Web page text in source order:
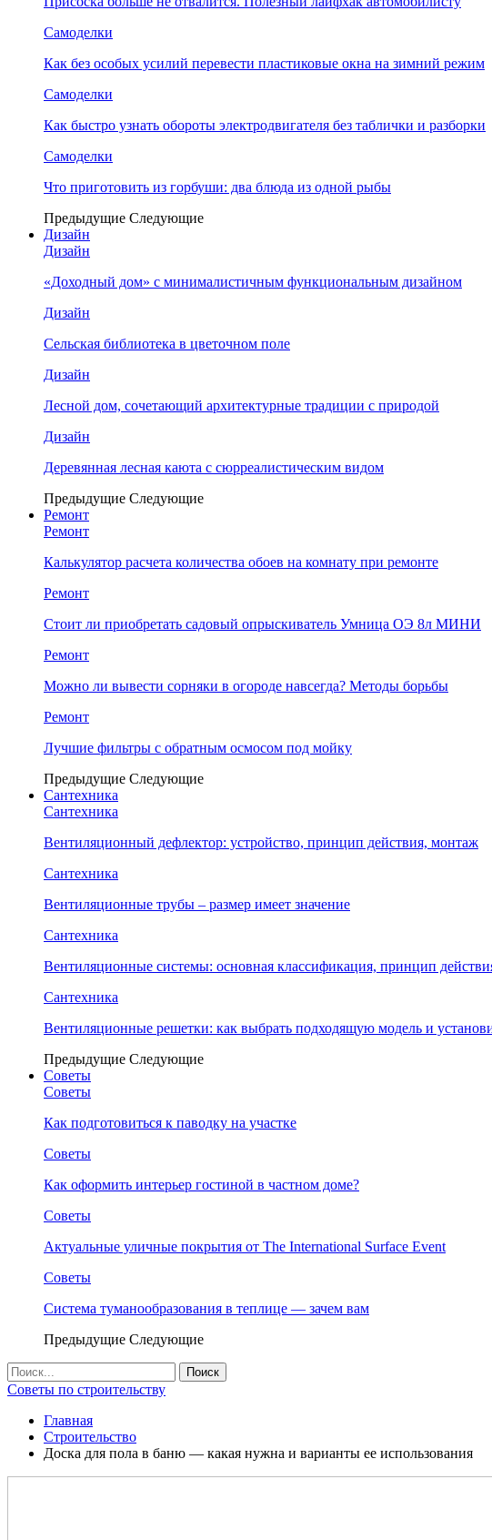
Самоделки
Как без особых усилий перевести пластиковые окна на зимний режим
Самоделки
Как быстро узнать обороты электродвигателя без таблички и разборки
Самоделки
Что приготовить из горбуши: два блюда из одной рыбы
Предыдущие Следующие
Дизайн
Дизайн
«Доходный дом» с минималистичным функциональным дизайном
Дизайн
Сельская библиотека в цветочном поле
Дизайн
Лесной дом, сочетающий архитектурные традиции с природой
Дизайн
Деревянная лесная каюта с сюрреалистическим видом
Предыдущие Следующие
Ремонт
Ремонт
Калькулятор расчета количества обоев на комнату при ремонте
Ремонт
Стоит ли приобретать садовый опрыскиватель Умница ОЭ 8л МИНИ
Ремонт
Можно ли вывести сорняки в огороде навсегда? Методы борьбы
Ремонт
Лучшие фильтры с обратным осмосом под мойку
Предыдущие Следующие
Сантехника
Сантехника
Вентиляционный дефлектор: устройство, принцип действия, монтаж
Сантехника
Вентиляционные трубы – размер имеет значение
Сантехника
Вентиляционные системы: основная классификация, принцип
Сантехника
Вентиляционные решетки: как выбрать подходящую модель и
Предыдущие Следующие
Советы
Советы
Как подготовиться к паводку на участке
Советы
Как оформить интерьер гостиной в частном доме?
Советы
Актуальные уличные покрытия от The International Surface Event
Советы
Система туманообразования в теплице — зачем вам
Предыдущие Следующие
Советы по строительству
Главная
Строительство
Доска для пола в баню — какая нужна и варианты ее использования